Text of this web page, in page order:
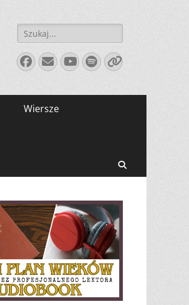
Szukaj:
Facebook
E-
mail
YouTube
Spotify
Link
Wiersze